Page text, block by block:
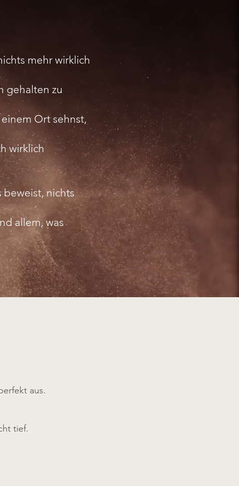
mehr wirklich
gehalten zu
Ort sehnst,
wirklich
beweist, nichts
allem, was
aus.
tief.